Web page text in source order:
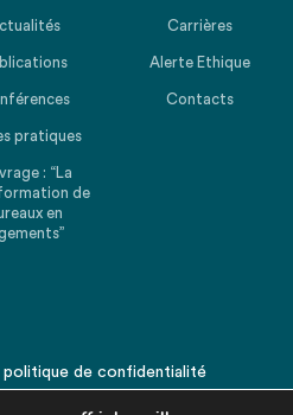
pratiques
: “La
de
en
Carrières
Alerte Ethique
Contacts
politique de confidentialité